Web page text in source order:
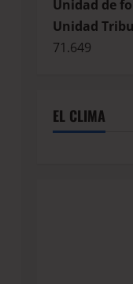
Unidad de
Unidad
71.649
EL CLIMA